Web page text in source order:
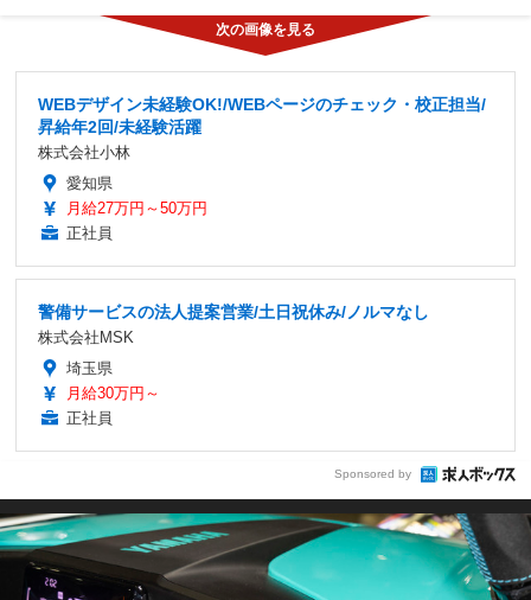
WEBデザイン未経験OK!/WEBページのチェック・校正担当/
昇給年2回/未経験活躍
株式会社小林
愛知県
月給27万円～50万円
正社員
警備サービスの法人提案営業/土日祝休み/ノルマなし
株式会社MSK
埼玉県
月給30万円～
正社員
Sponsored by